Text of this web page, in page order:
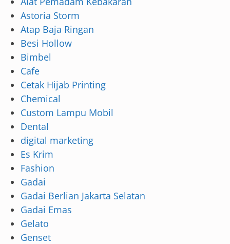
Astoria Storm
Atap Baja Ringan
Besi Hollow
Bimbel
Cafe
Cetak Hijab Printing
Chemical
Custom Lampu Mobil
Dental
digital marketing
Es Krim
Fashion
Gadai
Gadai Berlian Jakarta Selatan
Gadai Emas
Gelato
Genset